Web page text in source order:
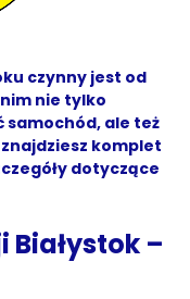
czynny jest od
nie tylko
ale też
komplet
dotyczące
Białystok –